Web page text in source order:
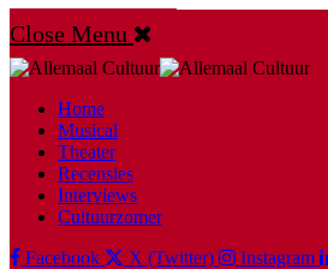
Close Menu
Home
Musical
Theater
Recensies
Interviews
Cultuurzomer
Facebook
X (Twitter) Instagram